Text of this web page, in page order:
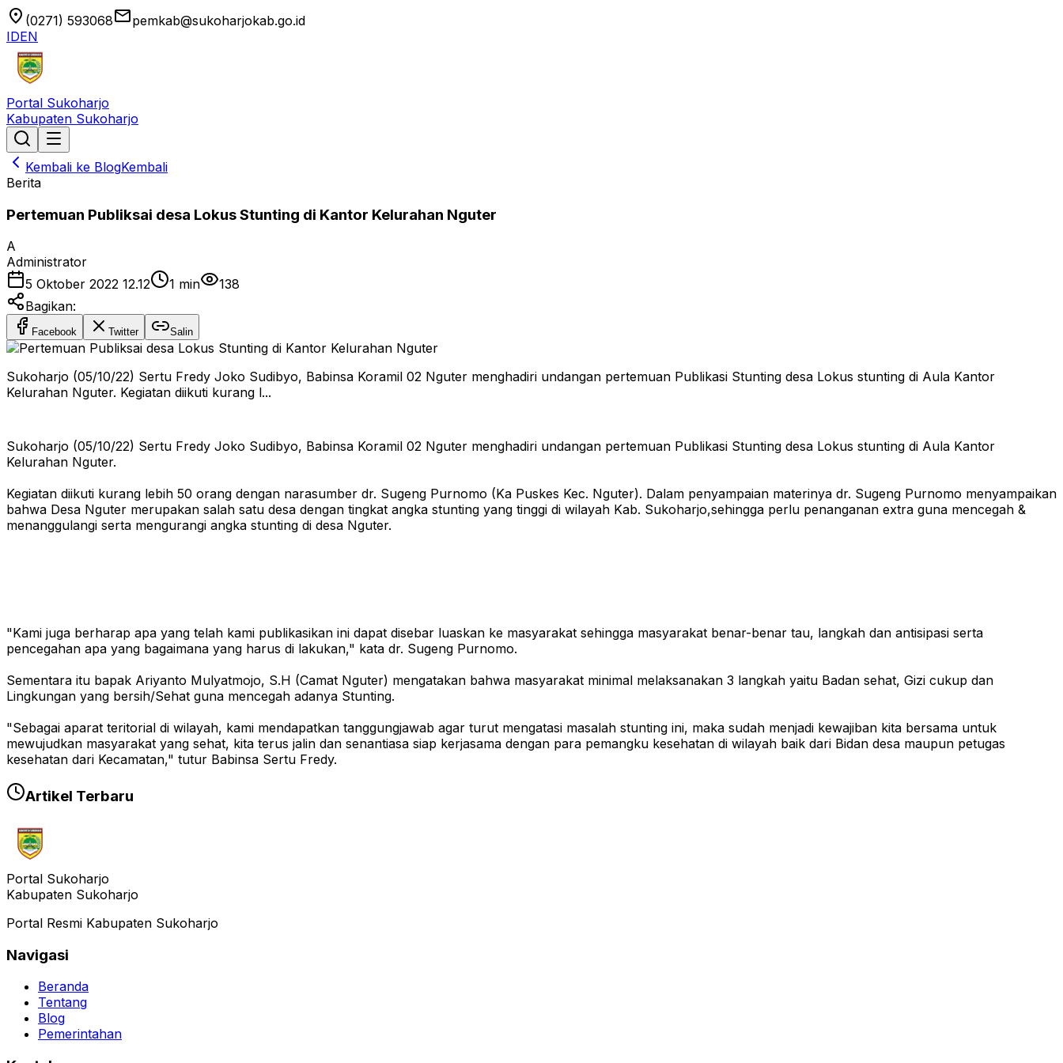
location_on (0271) 593068emailpemkab@sukoharjokab.go.id
IDEN
Portal Sukoharjo
Kabupaten Sukoharjo
Kembali ke BlogKembali
Berita
Pertemuan Publiksai desa Lokus Stunting di Kantor Kelurahan Nguter
A
Administrator
5 Oktober 2022 12.12
1 min
138
Bagikan:
Facebook Twitter Salin
Sukoharjo (05/10/22) Sertu Fredy Joko Sudibyo, Babinsa Koramil 02 Nguter menghadiri undangan pertemuan Publikasi Stunting desa Lokus stunting di Aula Kantor
Kelurahan Nguter. Kegiatan diikuti kurang l...
Sukoharjo (05/10/22) Sertu Fredy Joko Sudibyo, Babinsa Koramil 02 Nguter menghadiri undangan pertemuan Publikasi Stunting desa Lokus stunting di Aula Kantor
Kelurahan Nguter.
Kegiatan diikuti kurang lebih 50 orang dengan narasumber dr. Sugeng Purnomo (Ka Puskes Kec. Nguter). Dalam penyampaian materinya dr. Sugeng Purnomo menyampaikan
bahwa Desa Nguter merupakan salah satu desa dengan tingkat angka stunting yang tinggi di wilayah Kab. Sukoharjo,sehingga perlu penanganan extra guna mencegah &
menanggulangi serta mengurangi angka stunting di desa Nguter.
"Kami juga berharap apa yang telah kami publikasikan ini dapat disebar luaskan ke masyarakat sehingga masyarakat benar-benar tau, langkah dan antisipasi serta
pencegahan apa yang bagaimana yang harus di lakukan," kata dr. Sugeng Purnomo.
Sementara itu bapak Ariyanto Mulyatmojo, S.H (Camat Nguter) mengatakan bahwa masyarakat minimal melaksanakan 3 langkah yaitu Badan sehat, Gizi cukup dan
Lingkungan yang bersih/Sehat guna mencegah adanya Stunting.
"Sebagai aparat teritorial di wilayah, kami mendapatkan tanggungjawab agar turut mengatasi masalah stunting ini, maka sudah menjadi kewajiban kita bersama untuk
mewujudkan masyarakat yang sehat, kita terus jalin dan senantiasa siap kerjasama dengan para pemangku kesehatan di wilayah baik dari Bidan desa maupun petugas
kesehatan dari Kecamatan," tutur Babinsa Sertu Fredy.
Artikel Terbaru
Portal Sukoharjo
Kabupaten Sukoharjo
Portal Resmi Kabupaten Sukoharjo
Navigasi
Beranda
Tentang
Blog
Pemerintahan